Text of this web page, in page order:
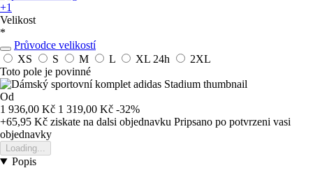
+1
Velikost
*
Průvodce velikostí
XS
S M L XL 24h
2XL
Toto pole je povinné
Od
1 936,00 Kč 1 319,00 Kč -32%
+65,95 Kč ziskate na dalsi objednavku Pripsano po potvrzeni vasi
objednavky
Loading...
Popis